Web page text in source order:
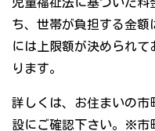
児童福祉法に基づいた料
ち、世帯が負担する金額
には上限額が決められ
ります。
詳しくは、お住まいの市
設にご確認下さい。※市